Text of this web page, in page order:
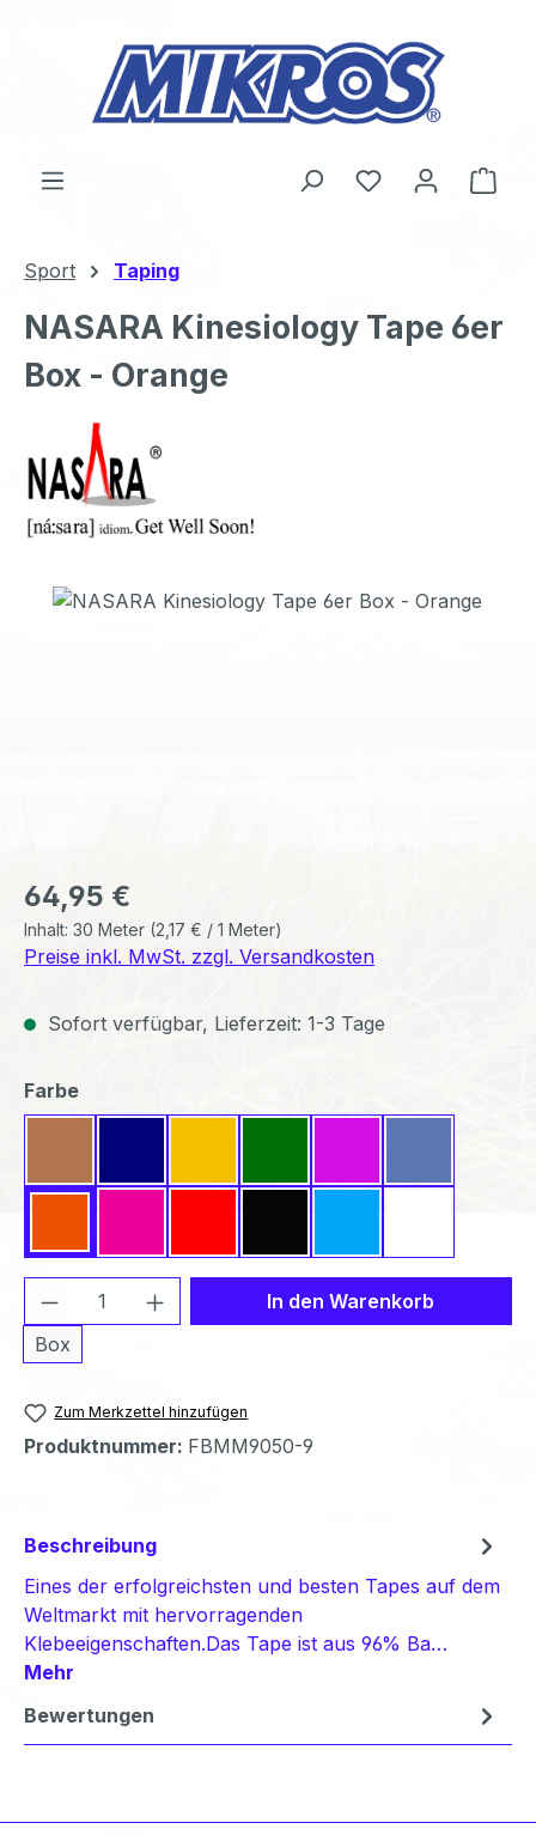
Du hast 0
Sport Taping
NASARA Kinesiology Tape 6er
Box - Orange
Regulärer Preis:
64,95 €
Inhalt: 30 Meter (2,17 € / 1 Meter)
Preise inkl. MwSt. zzgl. Versandkosten
Sofort verfügbar, Lieferzeit: 1-3 Tage
Farbeauswählen
Produkt Anzahl: Gib den
Box
In den Warenkorb
Zum Merkzettel hinzufügen
Produktnummer: FBMM9050-9
Beschreibung
Eines der erfolgreichsten und besten Tapes auf dem
Weltmarkt mit hervorragenden
Klebeeigenschaften.Das Tape ist aus 96% Ba…
Mehr
Bewertungen